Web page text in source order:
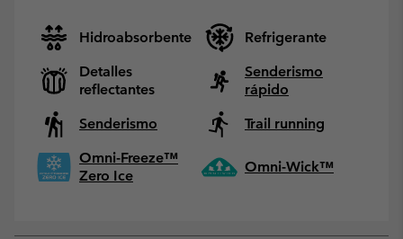
Hidroabsorbente
Refrigerante
Detalles
reflectantes
Senderismo
rápido
Senderismo
Trail running
Omni-Freeze™
Zero Ice
Omni-Wick™